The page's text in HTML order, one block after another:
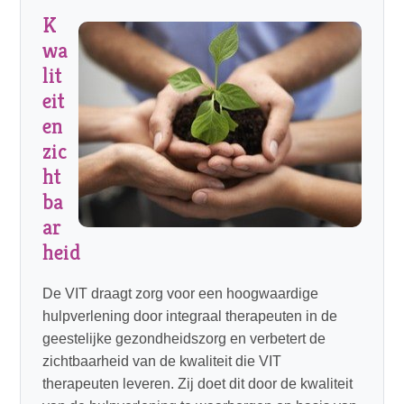
K
wa
lit
eit
en
zic
ht
ba
ar
heid
De VIT draagt zorg voor een hoogwaardige
hulpverlening door integraal therapeuten in de
geestelijke gezondheidszorg en verbetert de
zichtbaarheid van de kwaliteit die VIT
therapeuten leveren. Zij doet dit door de kwaliteit